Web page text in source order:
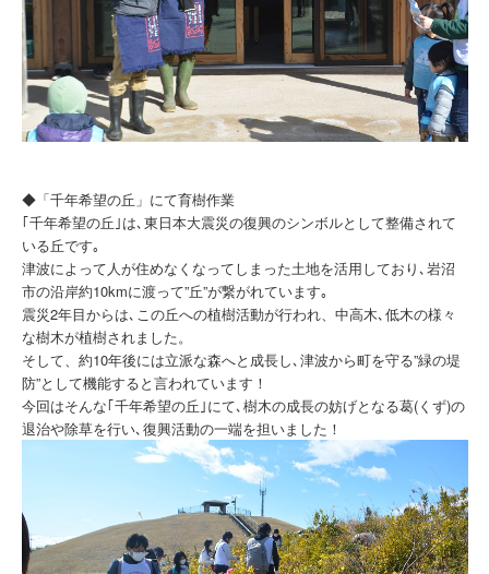
◆「千年希望の丘」にて育樹作業
｢千年希望の丘｣は､東日本大震災の復興のシンボルとして整備されて
いる丘です｡
津波によって人が住めなくなってしまった土地を活用しており､岩沼
市の沿岸約10kmに渡って”丘”が繋がれています｡
震災2年目からは､この丘への植樹活動が行われ、中高木､低木の様々
な樹木が植樹されました。
そして、約10年後には立派な森へと成長し､津波から町を守る”緑の堤
防”として機能すると言われています！
今回はそんな｢千年希望の丘｣にて､樹木の成長の妨げとなる葛(くず)の
退治や除草を行い､復興活動の一端を担いました！